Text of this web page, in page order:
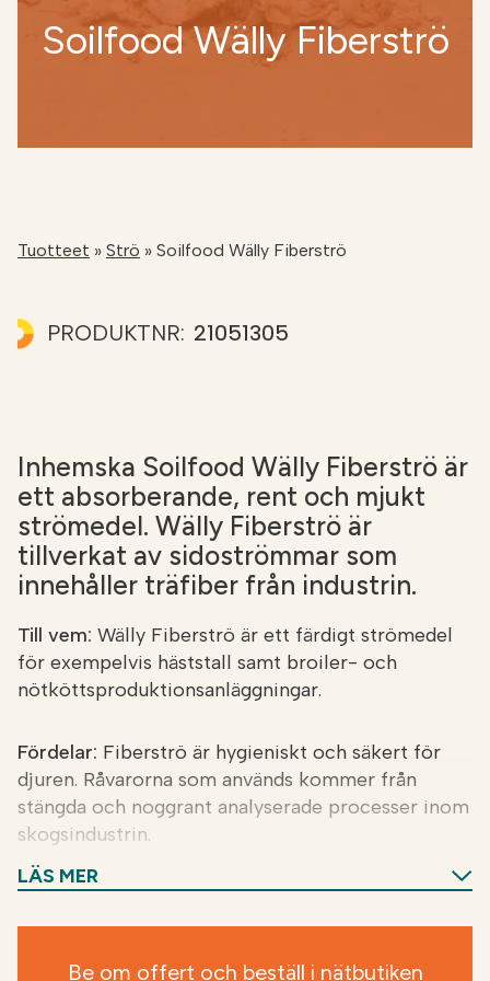
NÄTBUTIKEN
Soilfood Wälly Fiberströ
Tuotteet » Strö » Soilfood Wälly Fiberströ
PRODUKTNR: 21051305
Inhemska Soilfood Wälly Fiberströ är
ett absorberande, rent och mjukt
strömedel. Wälly Fiberströ är
tillverkat av sidoströmmar som
innehåller träfiber från industrin.
Till vem: Wälly Fiberströ är ett färdigt strömedel
för exempelvis häststall samt broiler- och
nötköttsproduktionsanläggningar.
Fördelar: Fiberströ är hygieniskt och säkert för
djuren. Råvarorna som används kommer från
stängda och noggrant analyserade processer inom
skogsindustrin.
Detta återvunna strömedel jämförs med andra
allmänt använda strömedel när det gäller
LÄS MER
Be om offert och beställ i nätbutiken